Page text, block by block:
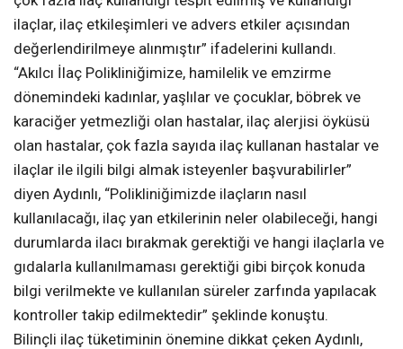
ilaçlar, ilaç etkileşimleri ve advers etkiler açısından
değerlendirilmeye alınmıştır” ifadelerini kullandı.
“Akılcı İlaç Polikliniğimize, hamilelik ve emzirme
dönemindeki kadınlar, yaşlılar ve çocuklar, böbrek ve
karaciğer yetmezliği olan hastalar, ilaç alerjisi öyküsü
olan hastalar, çok fazla sayıda ilaç kullanan hastalar ve
ilaçlar ile ilgili bilgi almak isteyenler başvurabilirler”
diyen Aydınlı, “Polikliniğimizde ilaçların nasıl
kullanılacağı, ilaç yan etkilerinin neler olabileceği, hangi
durumlarda ilacı bırakmak gerektiği ve hangi ilaçlarla ve
gıdalarla kullanılmaması gerektiği gibi birçok konuda
bilgi verilmekte ve kullanılan süreler zarfında yapılacak
kontroller takip edilmektedir” şeklinde konuştu.
Bilinçli ilaç tüketiminin önemine dikkat çeken Aydınlı,